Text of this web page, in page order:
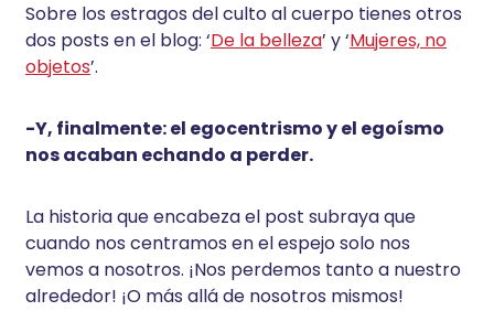
Sobre los estragos del culto al cuerpo tienes otros
dos posts en el blog: ‘De la belleza’ y ‘Mujeres, no
objetos’.
-Y, finalmente: el egocentrismo y el egoísmo
nos acaban echando a perder.
La historia que encabeza el post subraya que
cuando nos centramos en el espejo solo nos
vemos a nosotros. ¡Nos perdemos tanto a nuestro
alrededor! ¡O más allá de nosotros mismos!